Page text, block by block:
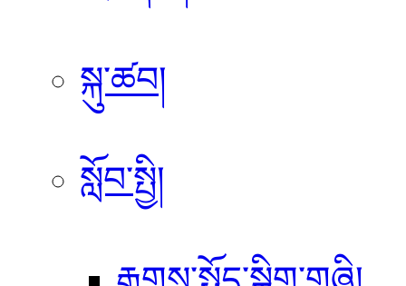
སྐུ་ཚབ།
སློབ་སྤྱི།